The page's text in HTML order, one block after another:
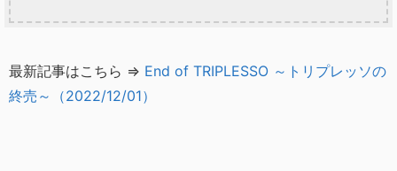
最新記事はこちら ⇒ End of TRIPLESSO ～トリプレッソの
終売～（2022/12/01）